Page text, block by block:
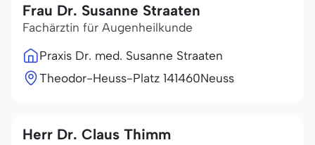
Frau Dr. Susanne Straaten
Fachärztin für Augenheilkunde
Praxis Dr. med. Susanne Straaten
Theodor-Heuss-Platz 141460Neuss
Herr Dr. Claus Thimm